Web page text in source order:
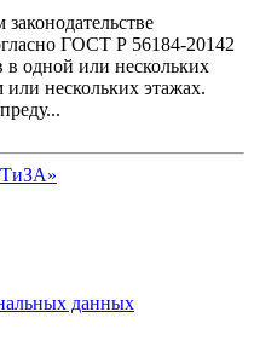
ГОСТ Р 56184-20142
в одной или нескольких
нескольких этажах.
данных